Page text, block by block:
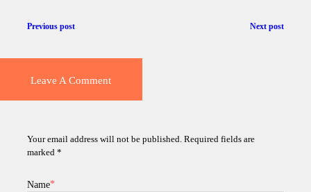
Previous post Next post
Leave A Comment
Your email address will not be published. Required fields are
marked *
Name